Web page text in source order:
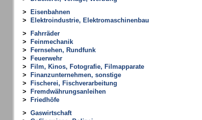
>
Eisenbahnen
>
Elektroindustrie, Elektromaschinenbau
>
Fahrräder
>
Feinmechanik
>
Fernsehen, Rundfunk
>
Feuerwehr
>
Film, Kinos, Fotografie, Filmapparate
>
Finanzunternehmen, sonstige
>
Fischerei, Fischverarbeitung
>
Fremdwährungsanleihen
>
Friedhöfe
> Gaswirtschaft